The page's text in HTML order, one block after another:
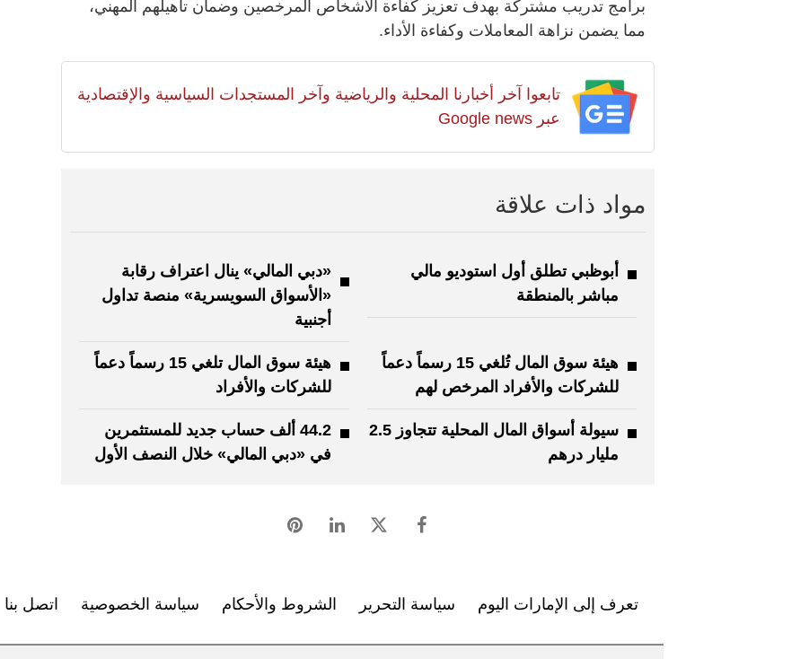
برامج تدريب مشتركة بهدف تعزيز كفاءة الأشخاص المرخصين وضمان تأهيلهم المهني،
مما يضمن نزاهة المعاملات وكفاءة الأداء.
تابعوا آخر أخبارنا المحلية والرياضية وآخر المستجدات السياسية والإقتصادية
عبر Google news
مواد ذات علاقة
أبوظبي تطلق أول استوديو مالي
مباشر بالمنطقة
«دبي المالي» ينال اعتراف رقابة
«الأسواق السويسرية» منصة تداول
أجنبية
هيئة سوق المال تُلغي 15 رسماً دعماً
للشركات والأفراد المرخص لهم
هيئة سوق المال تلغي 15 رسماً دعماً
للشركات والأفراد
سيولة أسواق المال المحلية تتجاوز 2.5
مليار درهم
44.2 ألف حساب جديد للمستثمرين
في «دبي المالي» خلال النصف الأول
تعرف إلى الإمارات اليوم سياسة التحرير الشروط والأحكام سياسة الخصوصية اتصل بنا